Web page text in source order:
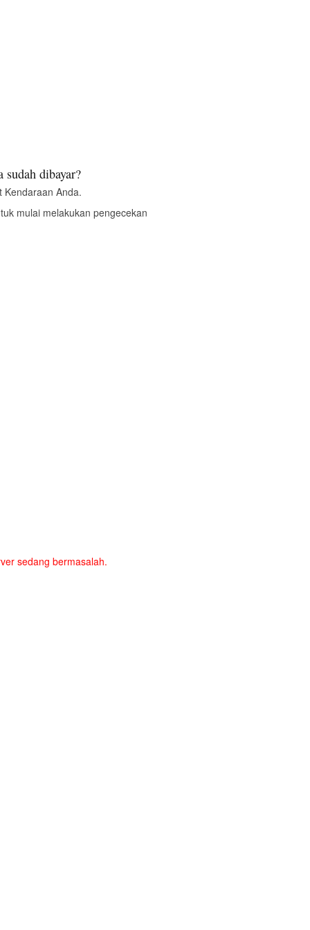
sudah dibayar?
Kendaraan Anda.
mulai melakukan pengecekan
sedang bermasalah.